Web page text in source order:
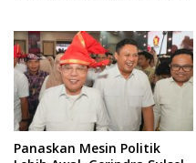
Panaskan Mesin Politik